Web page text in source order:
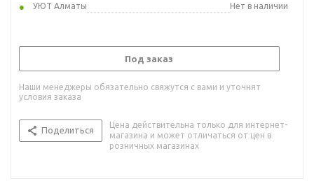
УЮТ Алматы
Нет в наличии
Под заказ
Наши менеджеры обязательно свяжутся с вами и уточнят
условия заказа
Поделиться
Цена действительна только для интернет-
магазина и может отличаться от цен в
розничных магазинах